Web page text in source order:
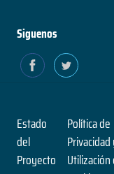
Siguenos
Estado
del
Proyecto
Política de
Privacidad
Utilización